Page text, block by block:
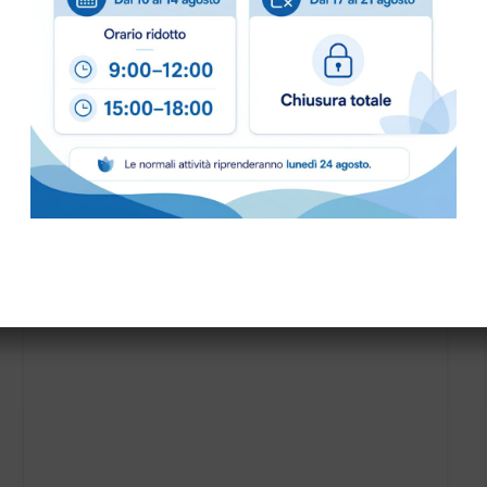
IPC PER CT70 art.SPPV01228 SPAZZOLA